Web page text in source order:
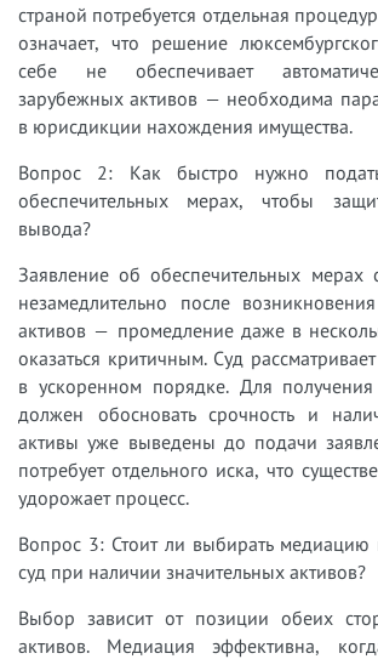
страной потребуется отдельная
означает, что решение
себе не обеспечивает
зарубежных активов — необходима
в юрисдикции нахождения имущества.
Вопрос 2: Как быстро нужно
обеспечительных мерах, чтобы
вывода?
Заявление об обеспечительных мерах
незамедлительно после
активов — промедление даже в
оказаться критичным. Суд
в ускоренном порядке. Для
должен обосновать срочность и
активы уже выведены до подачи
потребует отдельного иска, что
удорожает процесс.
Вопрос 3: Стоит ли выбирать медиацию
суд при наличии значительных активов?
Выбор зависит от позиции обеих
активов. Медиация эффективна,